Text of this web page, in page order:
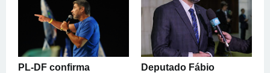
PL-DF confirma
Deputado Fábio